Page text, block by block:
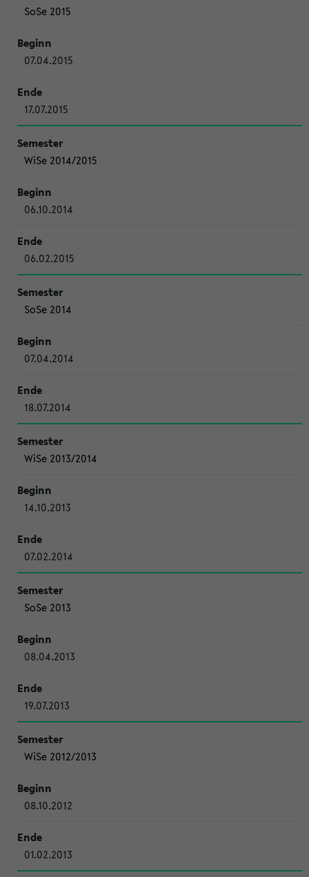
SoSe 2015
07.04.2015
17.07.2015
WiSe 2014/2015
06.10.2014
06.02.2015
SoSe 2014
07.04.2014
18.07.2014
WiSe 2013/2014
14.10.2013
07.02.2014
SoSe 2013
08.04.2013
19.07.2013
WiSe 2012/2013
08.10.2012
01.02.2013